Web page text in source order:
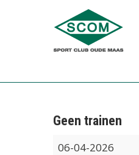
Geen trainen
Geen
06-04-2026